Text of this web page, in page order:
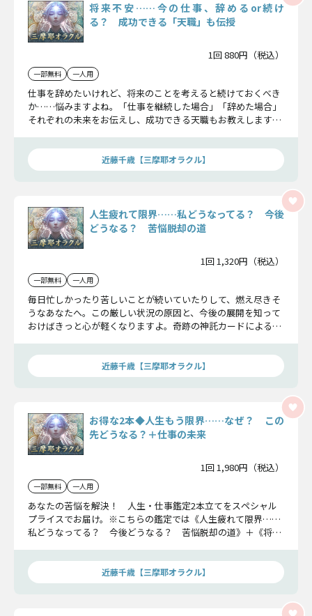
将来不安……今の仕事、辞めるor続け
る？ 成功できる「天職」も伝授
1回 880円（税込）
一部無料 一人用
仕事を辞めたいけれど、将来のことを考えると続けておくべき
か……悩みますよね。「仕事を継続した場合」「辞めた場合」
それぞれの未来をお伝えし、成功できる天職もお教えします。
近藤千歳【三摩耶オラクル】
人生疲れて限界……私どうなってる？ 今後
どうなる？ 苦悩脱却の道
1回 1,320円（税込）
一部無料 一人用
毎日忙しかったり苦しいことが続いていたりして、燃え尽きそ
うなあなたへ。この厳しい状況の原因と、今後の展開を知って
おけばきっと心が軽くなりますよ。奇跡の神託カードによる救
近藤千歳【三摩耶オラクル】
お得な2本◆人生もう限界……なぜ？ この
先どうなる？＋仕事の未来
1回 1,980円（税込）
一部無料 一人用
あなたの苦悩を解決！ 人生・仕事鑑定2本立てをスペシャル
プライスでお届け。※こちらの鑑定では《人生疲れて限界……
私どうなってる？ 今後どうなる？ 苦悩脱却の道》＋《将来
伝授》の2本をお得に占えます。
近藤千歳【三摩耶オラクル】